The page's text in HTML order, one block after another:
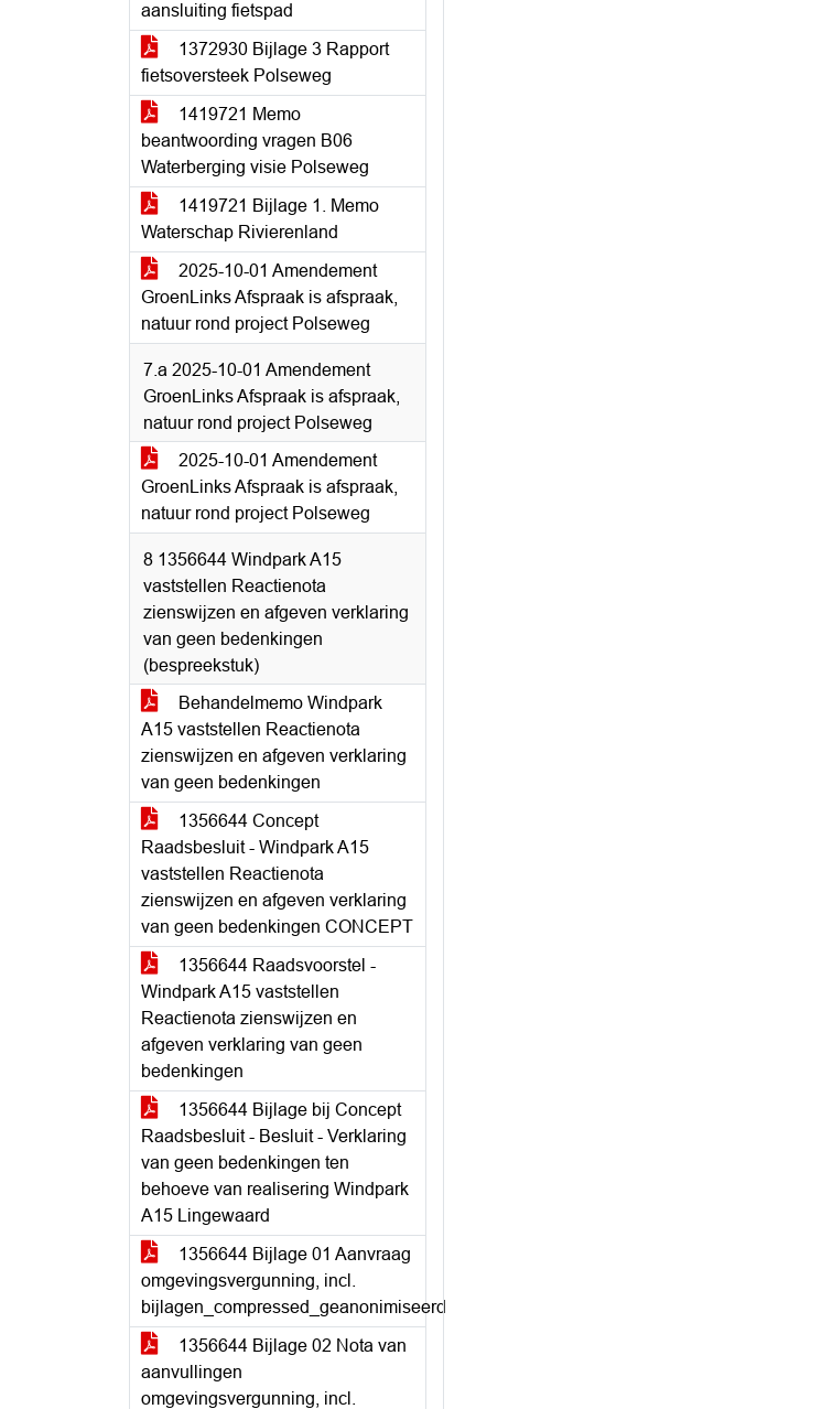
aansluiting fietspad
1372930 Bijlage 3 Rapport
fietsoversteek Polseweg
1419721 Memo
beantwoording vragen B06
Waterberging visie Polseweg
1419721 Bijlage 1. Memo
Waterschap Rivierenland
2025-10-01 Amendement
GroenLinks Afspraak is afspraak,
natuur rond project Polseweg
7.a 2025-10-01 Amendement
GroenLinks Afspraak is afspraak,
natuur rond project Polseweg
2025-10-01 Amendement
GroenLinks Afspraak is afspraak,
natuur rond project Polseweg
8 1356644 Windpark A15
vaststellen Reactienota
zienswijzen en afgeven verklaring
van geen bedenkingen
(bespreekstuk)
Behandelmemo Windpark
A15 vaststellen Reactienota
zienswijzen en afgeven verklaring
van geen bedenkingen
1356644 Concept
Raadsbesluit - Windpark A15
vaststellen Reactienota
zienswijzen en afgeven verklaring
van geen bedenkingen CONCEPT
1356644 Raadsvoorstel -
Windpark A15 vaststellen
Reactienota zienswijzen en
afgeven verklaring van geen
bedenkingen
1356644 Bijlage bij Concept
Raadsbesluit - Besluit - Verklaring
van geen bedenkingen ten
behoeve van realisering Windpark
A15 Lingewaard
1356644 Bijlage 01 Aanvraag
omgevingsvergunning, incl.
bijlagen_compressed_geanonimiseerd
1356644 Bijlage 02 Nota van
aanvullingen
omgevingsvergunning, incl.